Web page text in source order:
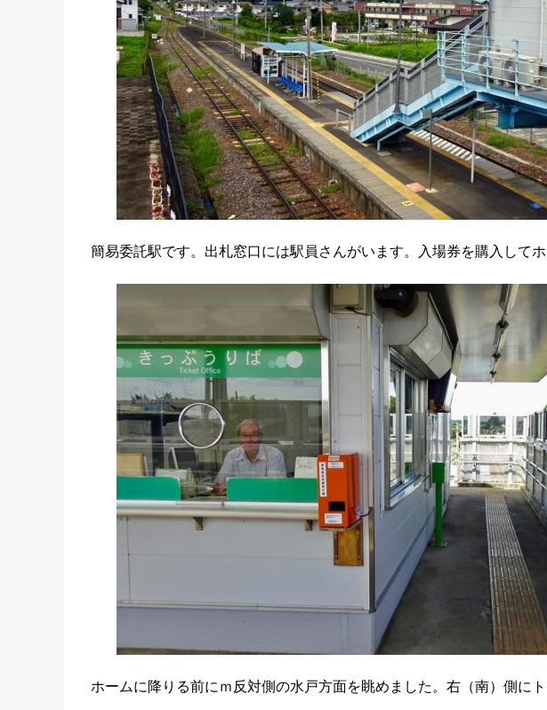
簡易委託駅です。出札窓口には駅員さんがいます。入場券を購入してホ
ホームに降りる前にｍ反対側の水戸方面を眺めました。右（南）側に